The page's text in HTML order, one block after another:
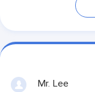
Mr. Lee